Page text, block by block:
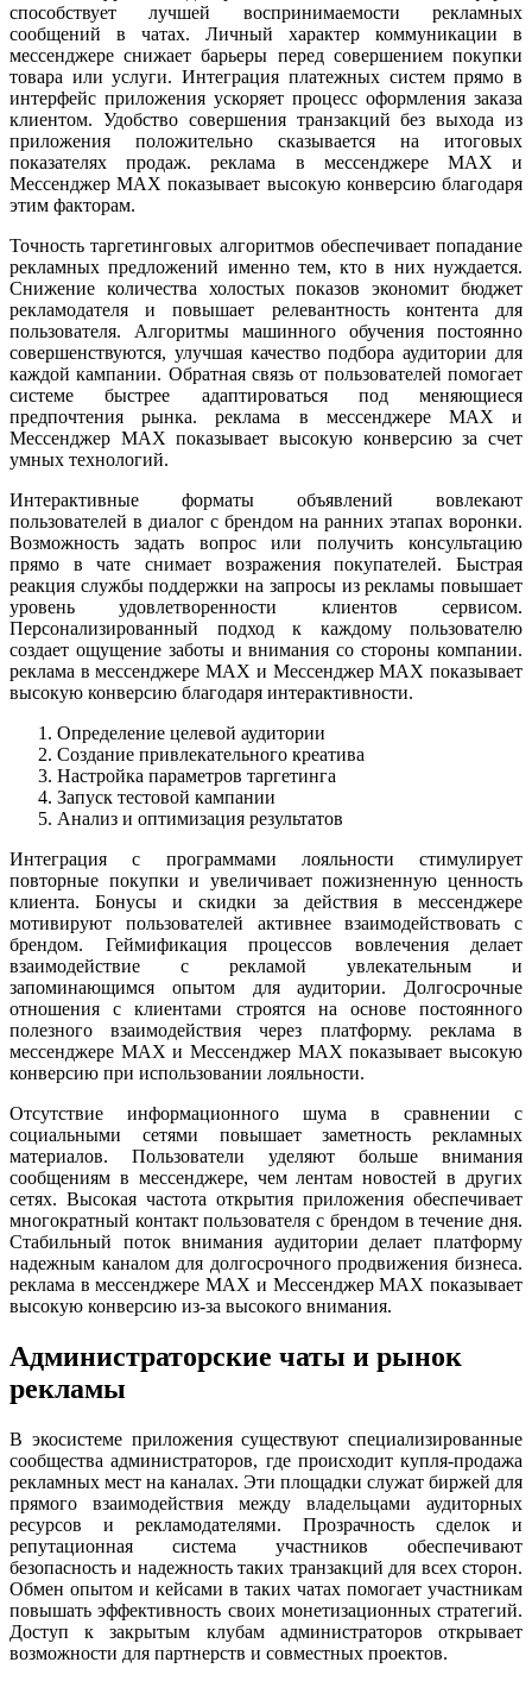
способствует лучшей воспринимаемости рекламных
сообщений в чатах. Личный характер коммуникации в
мессенджере снижает барьеры перед совершением покупки
товара или услуги. Интеграция платежных систем прямо в
интерфейс приложения ускоряет процесс оформления заказа
клиентом. Удобство совершения транзакций без выхода из
приложения положительно сказывается на итоговых
показателях продаж. реклама в мессенджере MAX и
Мессенджер MAX показывает высокую конверсию благодаря
этим факторам.
Точность таргетинговых алгоритмов обеспечивает попадание
рекламных предложений именно тем, кто в них нуждается.
Снижение количества холостых показов экономит бюджет
рекламодателя и повышает релевантность контента для
пользователя. Алгоритмы машинного обучения постоянно
совершенствуются, улучшая качество подбора аудитории для
каждой кампании. Обратная связь от пользователей помогает
системе быстрее адаптироваться под меняющиеся
предпочтения рынка. реклама в мессенджере MAX и
Мессенджер MAX показывает высокую конверсию за счет
умных технологий.
Интерактивные форматы объявлений вовлекают
пользователей в диалог с брендом на ранних этапах воронки.
Возможность задать вопрос или получить консультацию
прямо в чате снимает возражения покупателей. Быстрая
реакция службы поддержки на запросы из рекламы повышает
уровень удовлетворенности клиентов сервисом.
Персонализированный подход к каждому пользователю
создает ощущение заботы и внимания со стороны компании.
реклама в мессенджере MAX и Мессенджер MAX показывает
высокую конверсию благодаря интерактивности.
Определение целевой аудитории
Создание привлекательного креатива
Настройка параметров таргетинга
Запуск тестовой кампании
Анализ и оптимизация результатов
Интеграция с программами лояльности стимулирует
повторные покупки и увеличивает пожизненную ценность
клиента. Бонусы и скидки за действия в мессенджере
мотивируют пользователей активнее взаимодействовать с
брендом. Геймификация процессов вовлечения делает
взаимодействие с рекламой увлекательным и
запоминающимся опытом для аудитории. Долгосрочные
отношения с клиентами строятся на основе постоянного
полезного взаимодействия через платформу. реклама в
мессенджере MAX и Мессенджер MAX показывает высокую
конверсию при использовании лояльности.
Отсутствие информационного шума в сравнении с
социальными сетями повышает заметность рекламных
материалов. Пользователи уделяют больше внимания
сообщениям в мессенджере, чем лентам новостей в других
сетях. Высокая частота открытия приложения обеспечивает
многократный контакт пользователя с брендом в течение дня.
Стабильный поток внимания аудитории делает платформу
надежным каналом для долгосрочного продвижения бизнеса.
реклама в мессенджере MAX и Мессенджер MAX показывает
высокую конверсию из-за высокого внимания.
Администраторские чаты и рынок
рекламы
В экосистеме приложения существуют специализированные
сообщества администраторов, где происходит купля-продажа
рекламных мест на каналах. Эти площадки служат биржей для
прямого взаимодействия между владельцами аудиторных
ресурсов и рекламодателями. Прозрачность сделок и
репутационная система участников обеспечивают
безопасность и надежность таких транзакций для всех сторон.
Обмен опытом и кейсами в таких чатах помогает участникам
повышать эффективность своих монетизационных стратегий.
Доступ к закрытым клубам администраторов открывает
возможности для партнерств и совместных проектов.